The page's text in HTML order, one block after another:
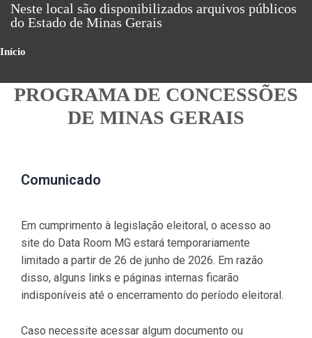
Neste local são disponibilizados arquivos públicos
do Estado de Minas Gerais
Início
PROGRAMA DE CONCESSÕES
DE MINAS GERAIS
Comunicado
Em cumprimento à legislação eleitoral, o acesso ao
site do Data Room MG estará temporariamente
limitado a partir de 26 de junho de 2026. Em razão
disso, alguns links e páginas internas ficarão
indisponíveis até o encerramento do período eleitoral.
Caso necessite acessar algum documento ou